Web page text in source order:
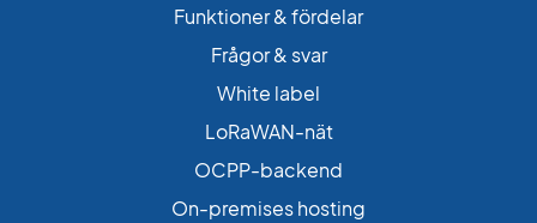
Funktioner & fördelar
Frågor & svar
White label
LoRaWAN-nät
OCPP-backend
On-premises hosting